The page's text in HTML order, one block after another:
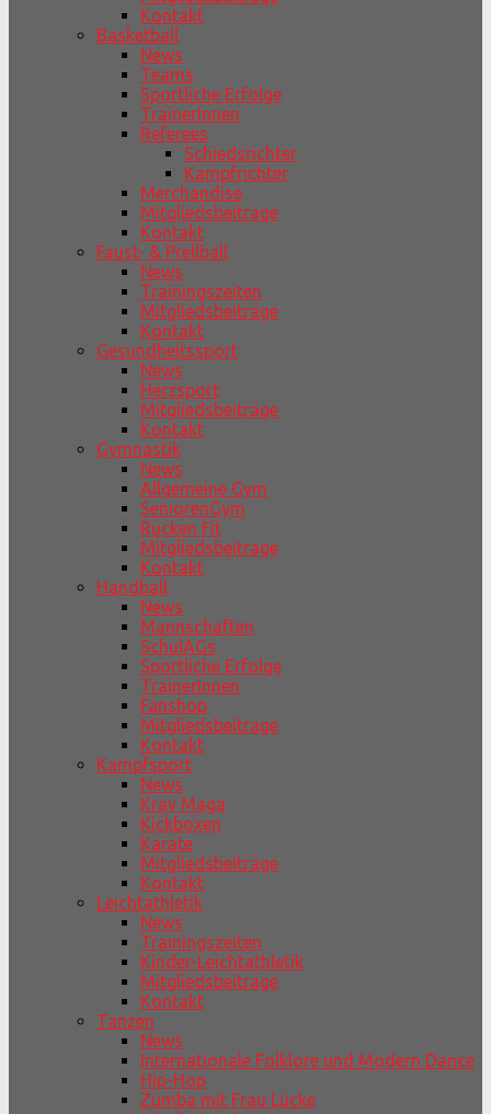
Kontakt
Basketball
News
Teams
Sportliche Erfolge
TrainerInnen
Referees
Schiedsrichter
Kampfrichter
Merchandise
Mitgliedsbeiträge
Kontakt
Faust- & Prellball
News
Trainingszeiten
Mitgliedsbeiträge
Kontakt
Gesundheitssport
News
Herzsport
Mitgliedsbeiträge
Kontakt
Gymnastik
News
Allgemeine Gym
SeniorenGym
Rücken Fit
Mitgliedsbeiträge
Kontakt
Handball
News
Mannschaften
SchulAGs
Sportliche Erfolge
TrainerInnen
Fanshop
Mitgliedsbeiträge
Kontakt
Kampfsport
News
Krav Maga
Kickboxen
Karate
Mitgliedsbeiträge
Kontakt
Leichtathletik
News
Trainingszeiten
Kinder-Leichtathletik
Mitgliedsbeiträge
Kontakt
Tanzen
News
Internationale Folklore und Modern Dance
Hip-Hop
Zumba mit Frau Lücke